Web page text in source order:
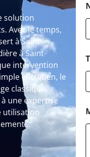
solution
Avec le temps,
à Saint-
à Saint-
intervention
entretien, le
classique,
une expertise
utilisation
o
o
*